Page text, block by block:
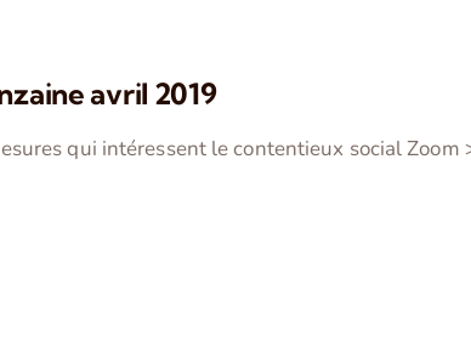
avril 2019
qui intéressent le contentieux social Zoom